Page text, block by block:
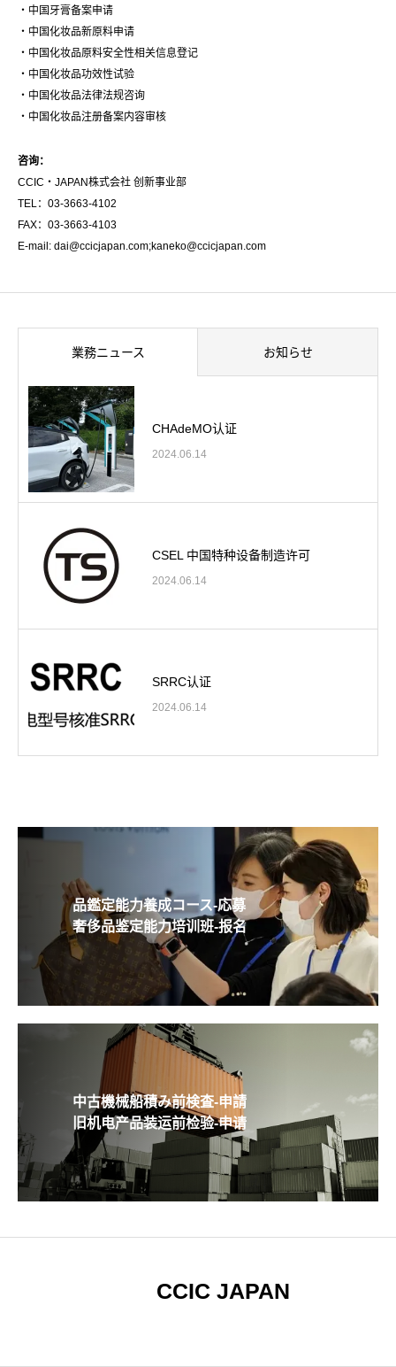
・中国牙膏备案申请
・中国化妆品新原料申请
・中国化妆品原料安全性相关信息登记
・中国化妆品功效性试验
・中国化妆品法律法规咨询
・中国化妆品注册备案内容审核
咨询：
CCIC・JAPAN株式会社 创新事业部
TEL：03-3663-4102
FAX：03-3663-4103
E-mail: dai@ccicjapan.com;kaneko@ccicjapan.com
業務ニュース お知らせ
CHAdeMO认证
2024.06.14
CSEL 中国特种设备制造许可
2024.06.14
SRRC认证
2024.06.14
品鑑定能力養成コース-応募
奢侈品鉴定能力培训班-报名
中古機械船積み前検査-申請
旧机电产品装运前检验-申请
CCIC JAPAN